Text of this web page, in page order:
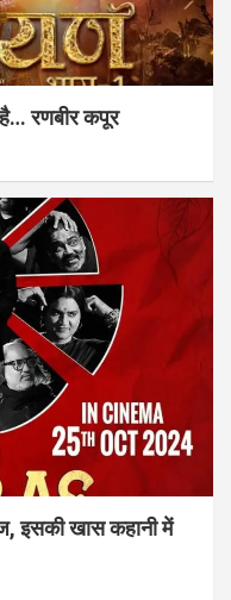
है… रणबीर कपूर
इसकी खास कहानी में